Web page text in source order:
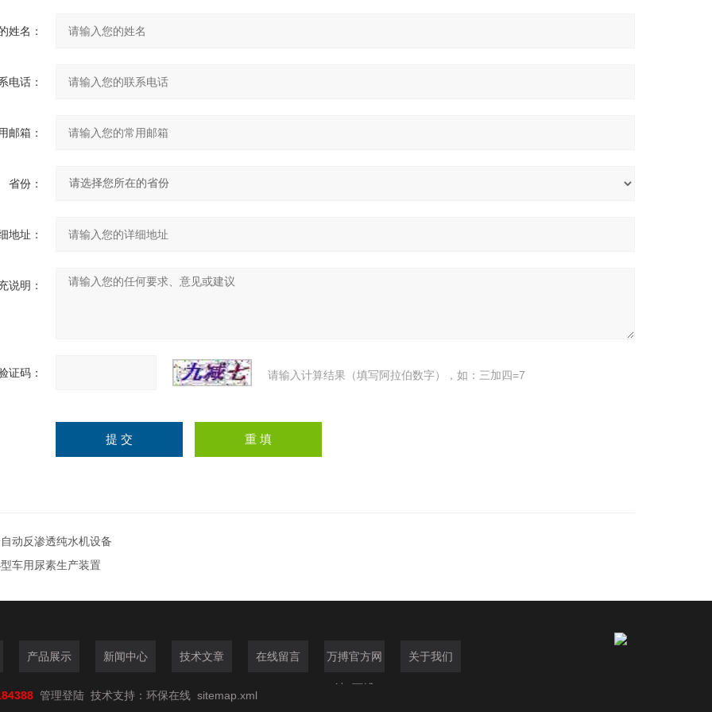
姓名：
电话：
邮箱：
省份：
地址：
说明：
证码： 请输入计算结果（填写阿拉伯数字），如：三加四=7
动反渗透纯水机设备
车用尿素生产装置
产品展示 新闻中心 技术文章 在线留言 万搏官方网
站_万搏
关于我们
管理登陆 技术支持： 环保在线 sitemap.xml